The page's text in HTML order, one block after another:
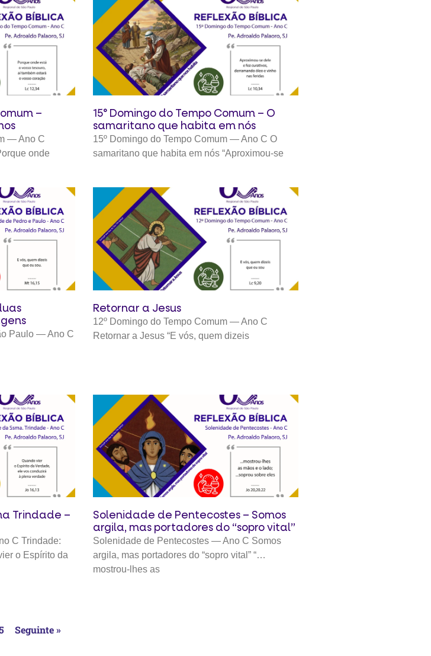
–
— Ano C
onde
15° Domingo do Tempo Comum – O
samaritano que habita em nós
15º Domingo do Tempo Comum — Ano C O
samaritano que habita em nós “Aproximou-se
Paulo — Ano C
Retornar a Jesus
12º Domingo do Tempo Comum — Ano C
Retornar a Jesus “E vós, quem dizeis
Trindade –
C Trindade:
o Espírito da
Solenidade de Pentecostes – Somos
argila, mas portadores do “sopro vital”
Solenidade de Pentecostes — Ano C Somos
argila, mas portadores do “sopro vital” “…
mostrou-lhes as
Seguinte »